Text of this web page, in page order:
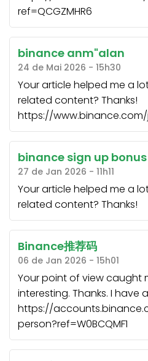
ref=QCGZMHR6
binance anm"alan
24 de Mai 2026 - 15h30
Your article helped me a
related content? Thanks!
https://www.binance.com/
binance sign up bonus
27 de Jan 2026 - 11h11
Your article helped me a
related content? Thanks!
Binance推荐码
06 de Jan 2026 - 15h01
Your point of view caught
interesting. Thanks. I have
https://
person?ref=W0BCQMF1